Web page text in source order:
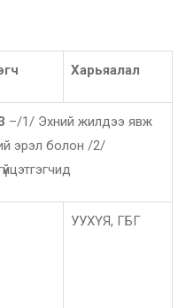
Харьяалал
–/1/ Эхний жилдээ явж
эрэл болон /2/
УУХҮЯ, ГБГ